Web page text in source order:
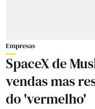
Empresas
SpaceX de
vendas mas
do 'vermelho'